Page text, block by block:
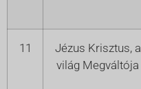
11
Jézus Krisztus, a
világ Megváltója